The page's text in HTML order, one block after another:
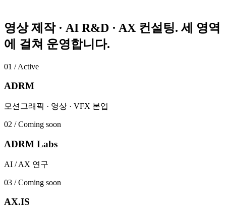
영상 제작 · AI R&D · AX 컨설팅. 세 영역
에 걸쳐 운영합니다.
01 /Active
ADRM
모션그래픽 · 영상 · VFX 본업
02 /Coming soon
ADRM Labs
AI / AX 연구
03 /Coming soon
AX.IS